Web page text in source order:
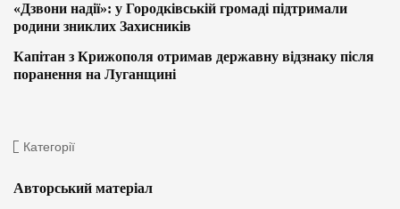
«Дзвони надії»: у Городківській громаді підтримали
родини зниклих Захисників
Капітан з Крижополя отримав державну відзнаку після
поранення на Луганщині
Категорії
Авторський матеріал